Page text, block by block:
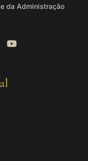
da Administração